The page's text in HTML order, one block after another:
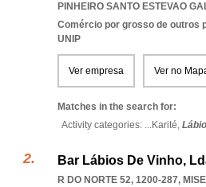
PINHEIRO SANTO ESTEVAO
Comércio por grosso de outros
UNIP
Ver empresa Ver no
Matches in the search for:
Activity categories: ...Karité,
Bar Lábios De Vinho,
R DO NORTE 52, 1200-287,